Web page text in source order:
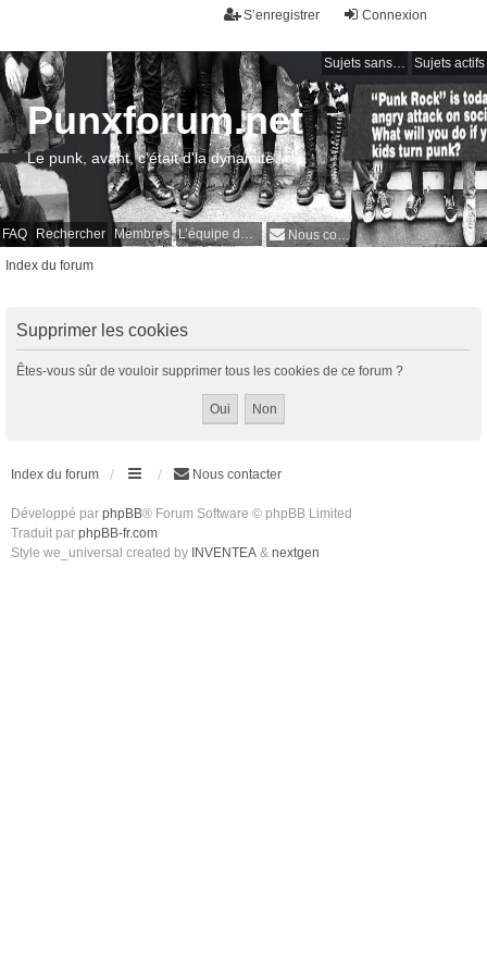
Connexion
S’enregistrer
Sujets sans réponse Sujets actifs
FAQ Rechercher Membres L’équipe du forum Nous contacter
Punxforum.net
Le punk, avant, c'était d'la dynamite !
Index du forum
Supprimer les cookies
Êtes-vous sûr de vouloir supprimer tous les cookies de ce forum ?
Index du forum Nous contacter
Développé par phpBB® Forum Software © phpBB Limited
Traduit par phpBB-fr.com
Style we_universal created by INVENTEA & nextgen